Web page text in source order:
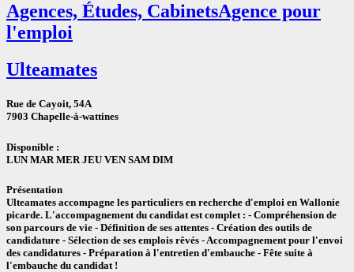
Agences, Études, CabinetsAgence pour
l'emploi
Ulteamates
Rue de Cayoit, 54A
7903 Chapelle-à-wattines
Disponible :
LUN MAR MER JEU VEN SAM DIM
Présentation
Ulteamates accompagne les particuliers en recherche d'emploi en Wallonie
picarde. L'accompagnement du candidat est complet : - Compréhension de
son parcours de vie - Définition de ses attentes - Création des outils de
candidature - Sélection de ses emplois rêvés - Accompagnement pour l'envoi
des candidatures - Préparation à l'entretien d'embauche - Fête suite à
l'embauche du candidat !